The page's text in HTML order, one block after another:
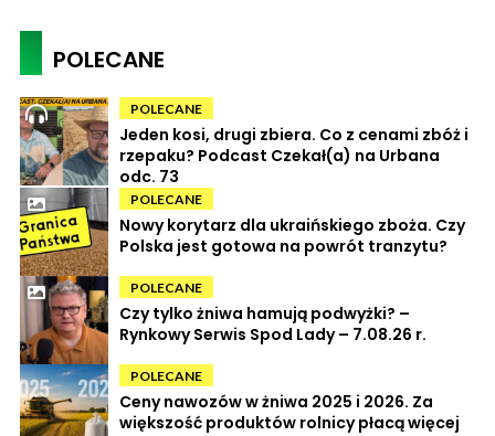
POLECANE
POLECANE
Jeden kosi, drugi zbiera. Co z cenami zbóż i
rzepaku? Podcast Czekał(a) na Urbana
odc. 73
POLECANE
Nowy korytarz dla ukraińskiego zboża. Czy
Polska jest gotowa na powrót tranzytu?
POLECANE
Czy tylko żniwa hamują podwyżki? –
Rynkowy Serwis Spod Lady – 7.08.26 r.
POLECANE
Ceny nawozów w żniwa 2025 i 2026. Za
większość produktów rolnicy płacą więcej